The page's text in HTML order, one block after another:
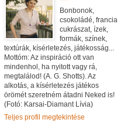
Bonbonok,
csokoládé, francia
cukrászat, ízek,
formák, színek,
textúrák, kísérletezés, játékosság...
Mottóm: Az inspiráció ott van
mindenhol, ha nyitott vagy rá,
megtalálod! (A. G. Shotts). Az
alkotás, a kísérletezés játékos
örömét szeretném átadni Neked is!
(Fotó: Karsai-Diamant Lívia)
Teljes profil megtekintése